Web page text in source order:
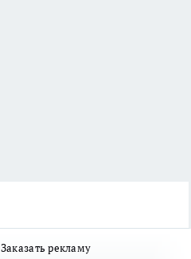
Заказать рекламу